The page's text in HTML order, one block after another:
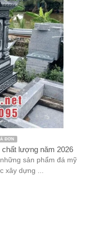
ĐƠN
chất lượng năm 2026
sản phẩm đá mỹ
xây dựng ...